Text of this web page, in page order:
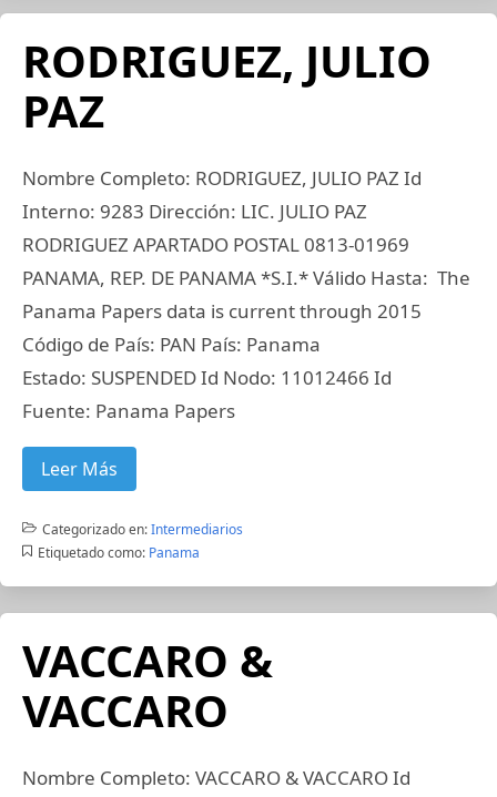
RODRIGUEZ, JULIO
PAZ
Nombre Completo: RODRIGUEZ, JULIO PAZ Id
Interno: 9283 Dirección: LIC. JULIO PAZ
RODRIGUEZ APARTADO POSTAL 0813-01969
PANAMA, REP. DE PANAMA *S.I.* Válido Hasta: The
Panama Papers data is current through 2015
Código de País: PAN País: Panama
Estado: SUSPENDED Id Nodo: 11012466 Id
Fuente: Panama Papers
Leer Más
Categorizado en:Intermediarios
Etiquetado como: Panama
VACCARO &
VACCARO
Nombre Completo: VACCARO & VACCARO Id